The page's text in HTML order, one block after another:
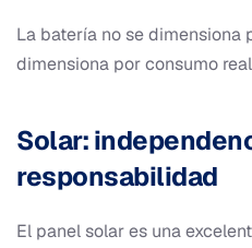
La batería no se dimensiona
dimensiona por consumo
Solar:
responsabilidad
El panel solar es una